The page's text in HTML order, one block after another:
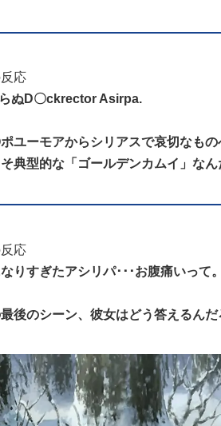
応
ぬD〇ckrector Asirpa.
ユーモアからシリアスで哀切なも
典型的な「ゴールデンカムイ」な
応
りすぎたアシリパ･･･お腹痛いって
後のシーン、彼女はどう答えるんだ